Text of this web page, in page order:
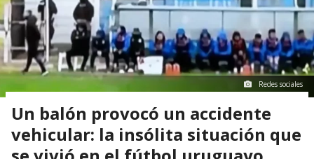
Redes sociales
Un balón provocó un accidente
vehicular: la insólita situación que